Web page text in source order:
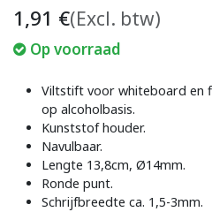
1,91 €(Excl. btw)
Op voorraad
Viltstift voor whiteboard en
op alcoholbasis.
Kunststof houder.
Navulbaar.
Lengte 13,8cm, Ø14mm.
Ronde punt.
Schrijfbreedte ca. 1,5-3mm.